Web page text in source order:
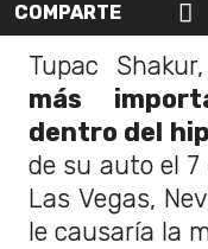
COMPARTE
Tupac Shakur,
más
dentro del
de su auto el 7
Las Vegas,
le causaría la